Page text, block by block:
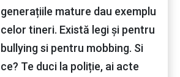
generațiile mature dau exemplu
celor tineri. Există legi și pentru
bullying si pentru mobbing. Si
ce? Te duci la poliție, ai acte